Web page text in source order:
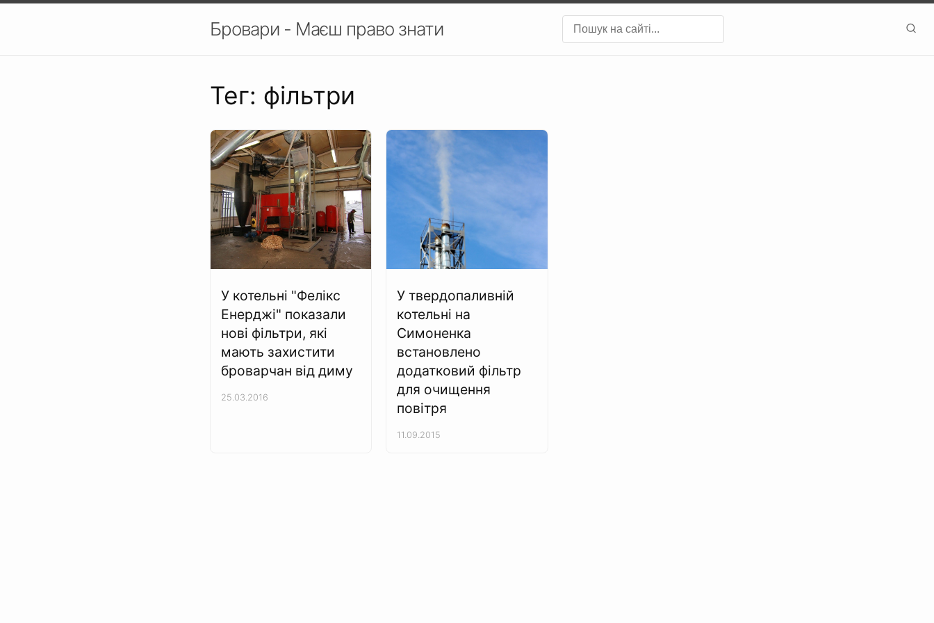
Бровари - Маєш право знати
Тег: фільтри
У котельні "Фелікс
Енерджі" показали
нові фільтри, які
мають захистити
броварчан від диму
25.03.2016
У твердопаливній
котельні на
Симоненка
встановлено
додатковий фільтр
для очищення
повітря
11.09.2015